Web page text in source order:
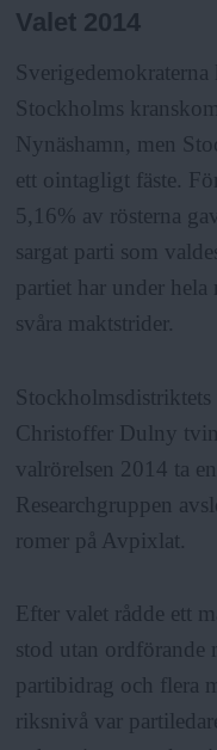
Valet 2014
Stockholms
Nynäshamn, men
ett ointagligt fäste.
5,16% av rösterna
sargat parti som
partiet har under hela
svåra maktstrider.
Christoffer Dulny
valrörelsen 2014 ta
Researchgruppen
romer på Avpixlat.
Efter valet rådde ett
stod utan ordförande
partibidrag och flera
riksnivå var